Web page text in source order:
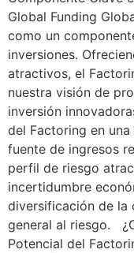
Global Funding
como un
inversiones.
atractivos, el
nuestra visión de
inversión
del Factoring en
fuente de ingresos
perfil de riesgo
incertidumbre
diversificación de la
general al riesgo.
Potencial del